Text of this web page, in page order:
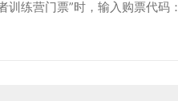
练营门票”时，输入购票代码：